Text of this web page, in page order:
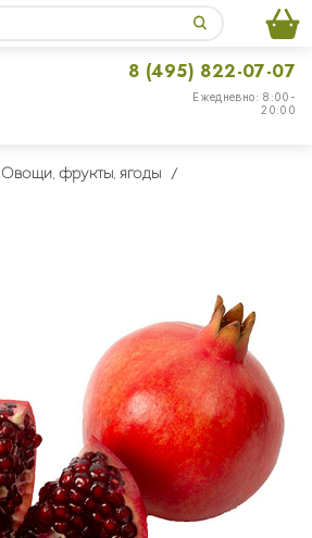
Ежедневно: 8:00-
20:00
8 (495) 822-07-07
Овощи, фрукты, ягоды